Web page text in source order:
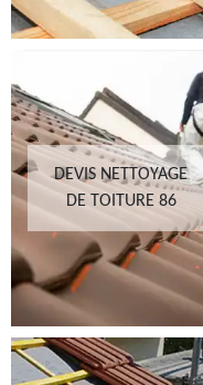
DEVIS NETTOYAGE
DE TOITURE 86